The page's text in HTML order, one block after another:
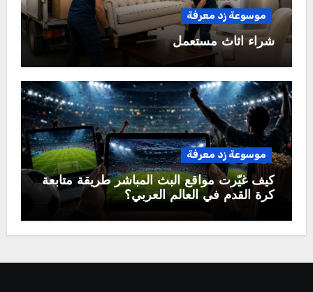
موسوعة زد معرفة
شراء اثاث مستعمل
موسوعة زد معرفة
كيف غيّرت مواقع البث المباشر طريقة متابعة
كرة القدم في العالم العربي؟